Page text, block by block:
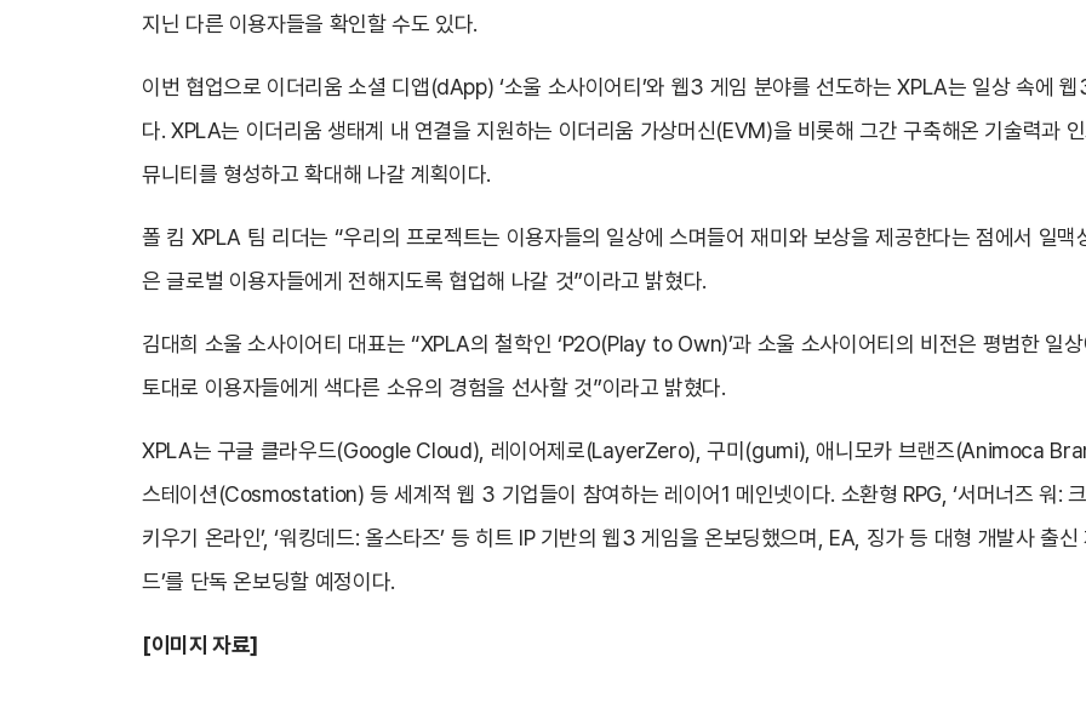
지닌 다른 이용자들을 확인할 수도 있다.
이번 협업으로 이더리움 소셜 디앱(dApp) ‘소울 소사이어티’와 웹3 게임 분야를 선도하는 XPLA는 일상 속에
다. XPLA는 이더리움 생태계 내 연결을 지원하는 이더리움 가상머신(EVM)을 비롯해 그간 구축해온 기술력과
뮤니티를 형성하고 확대해 나갈 계획이다.
폴 킴 XPLA 팀 리더는 “우리의 프로젝트는 이용자들의 일상에 스며들어 재미와 보상을 제공한다는 점에서 일
은 글로벌 이용자들에게 전해지도록 협업해 나갈 것”이라고 밝혔다.
김대희 소울 소사이어티 대표는 “XPLA의 철학인 ‘P2O(Play to Own)’과 소울 소사이어티의 비전은 평범한 일
토대로 이용자들에게 색다른 소유의 경험을 선사할 것”이라고 밝혔다.
XPLA는 구글 클라우드(Google Cloud), 레이어제로(LayerZero), 구미(gumi), 애니모카 브랜즈(Animoca
스테이션(Cosmostation) 등 세계적 웹 3 기업들이 참여하는 레이어1 메인넷이다. 소환형 RPG, ‘서머너즈 워: 크
키우기 온라인’, ‘워킹데드: 올스타즈’ 등 히트 IP 기반의 웹3 게임을 온보딩했으며, EA, 징가 등 대형 개발사 출
드’를 단독 온보딩할 예정이다.
[이미지 자료]